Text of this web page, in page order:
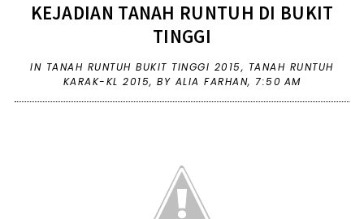
KEJADIAN TANAH RUNTUH DI BUKIT
TINGGI
IN TANAH RUNTUH BUKIT TINGGI 2015, TANAH RUNTUH
KARAK-KL 2015, BY ALIA FARHAN, 7:50 AM